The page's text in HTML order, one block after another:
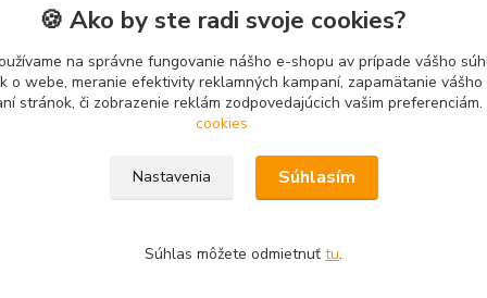
tovar je nám potrebné zaslať spolu s kópiou faktúry,
(presným popisom závady).
náhle zákazník uplatní niektoré z práv zodpovednosti za
či zľavu, je týmto právom viazaný a nemôže voľbu
🍪 Ako by ste radi svoje cookies?
na správne fungovanie nášho e-shopu av prípade vášho
o webe, meranie efektivity reklamných kampaní, zapamätanie
stránok, či zobrazenie reklám zodpovedajúcich vašim preferenciám.
cookies
Nastavenia Súhlasím
Súhlas môžete odmietnuť tu.